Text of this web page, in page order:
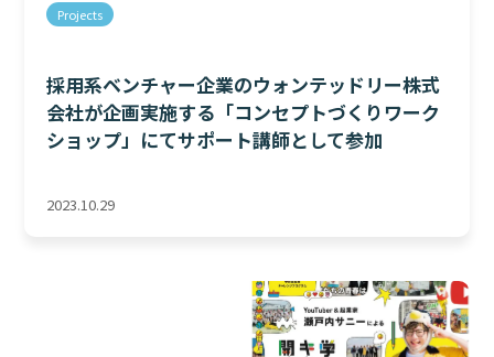
Projects
採用系ベンチャー企業のウォンテッドリー株式
会社が企画実施する「コンセプトづくりワーク
ショップ」にてサポート講師として参加
2023.10.29